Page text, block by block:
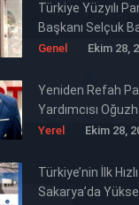
Türkiye Yüzyılı
Başkanı Selçuk
Cumhuriyet
Genel Ekim 28,
Yeniden Refah
Yardımcısı
Cumhuriyet
Yerel Ekim 28,
Türkiye’nin İlk
Sakarya’da